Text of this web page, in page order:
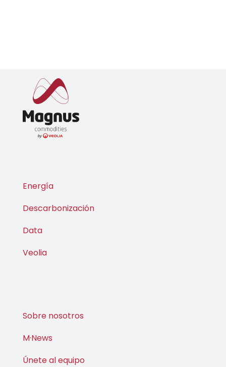
Energía
Descarbonización
Data
Veolia
Sobre nosotros
M·News
Únete al equipo